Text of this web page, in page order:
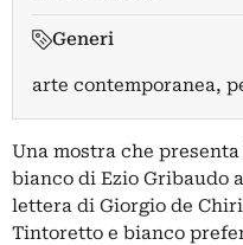
Generi
arte contemporanea,
Una mostra che
bianco di Ezio Gribaudo
lettera di Giorgio de
Tintoretto e bianco